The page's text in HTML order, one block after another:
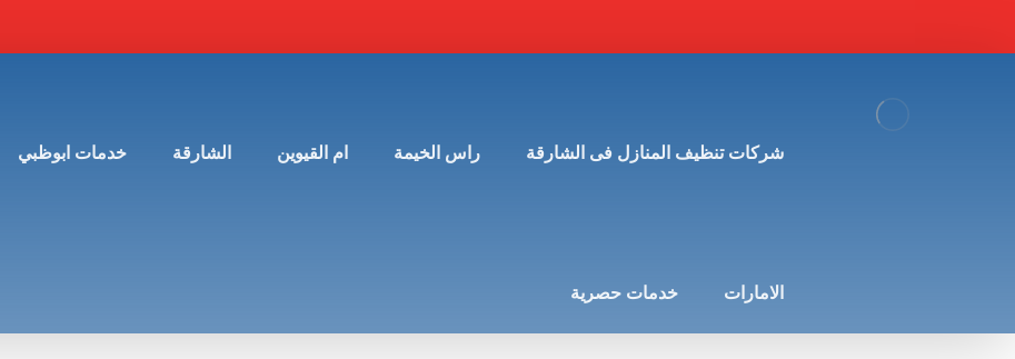
شركات تنظيف المنازل فى الشارقة راس الخيمة ام القيوين الشارقة خدمات ابوظبي
الامارات خدمات حصرية